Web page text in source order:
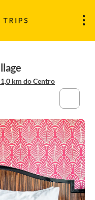
1,0 km do Centro